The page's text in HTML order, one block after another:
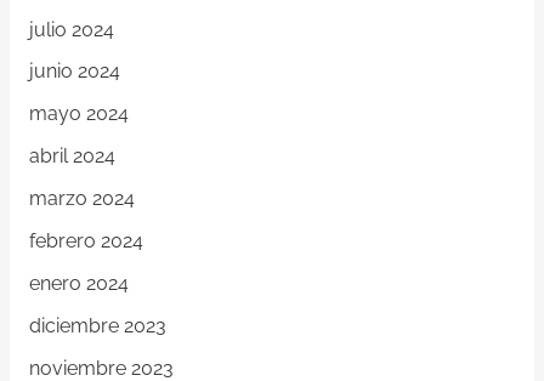
julio 2024
junio 2024
mayo 2024
abril 2024
marzo 2024
febrero 2024
enero 2024
diciembre 2023
noviembre 2023